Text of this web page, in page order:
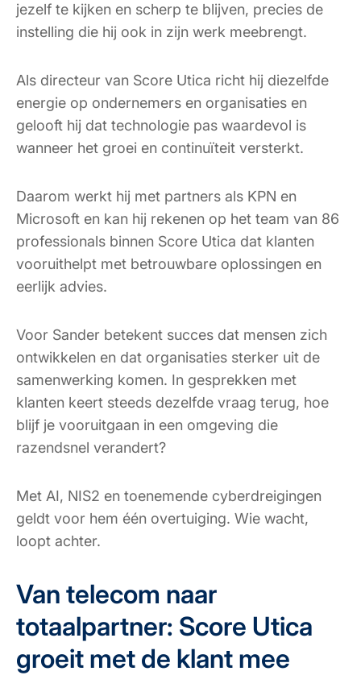
jezelf te kijken en scherp te blijven, precies de
instelling die hij ook in zijn werk meebrengt.
Als directeur van Score Utica richt hij diezelfde
energie op ondernemers en organisaties en
gelooft hij dat technologie pas waardevol is
wanneer het groei en continuïteit versterkt.
Daarom werkt hij met partners als KPN en
Microsoft en kan hij rekenen op het team van 86
professionals binnen Score Utica dat klanten
vooruithelpt met betrouwbare oplossingen en
eerlijk advies.
Voor Sander betekent succes dat mensen zich
ontwikkelen en dat organisaties sterker uit de
samenwerking komen. In gesprekken met
klanten keert steeds dezelfde vraag terug, hoe
blijf je vooruitgaan in een omgeving die
razendsnel verandert?
Met AI, NIS2 en toenemende cyberdreigingen
geldt voor hem één overtuiging. Wie wacht,
loopt achter.
Van telecom naar
totaalpartner: Score Utica
groeit met de klant mee